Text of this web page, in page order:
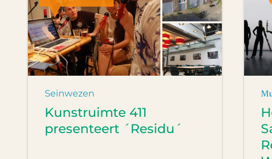
Seinwezen
Kunstruimte 411
presenteert ´Residu´